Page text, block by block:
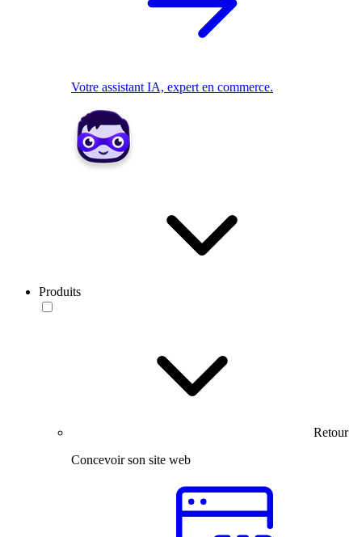
Votre assistant IA, expert en commerce.
Produits
Retour
Concevoir son site web